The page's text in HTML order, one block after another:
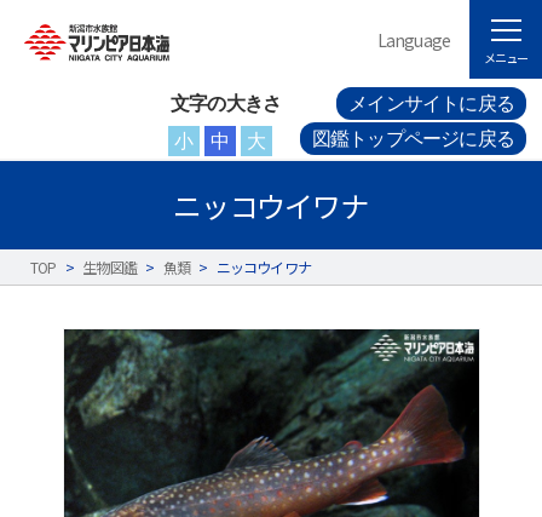
文字の大きさ
小
中 大
メインサイトに戻る
図鑑トップページに戻る
Language
メニュー
ニッコウイワナ
TOP > 生物図鑑 > 魚類 > ニッコウイワナ